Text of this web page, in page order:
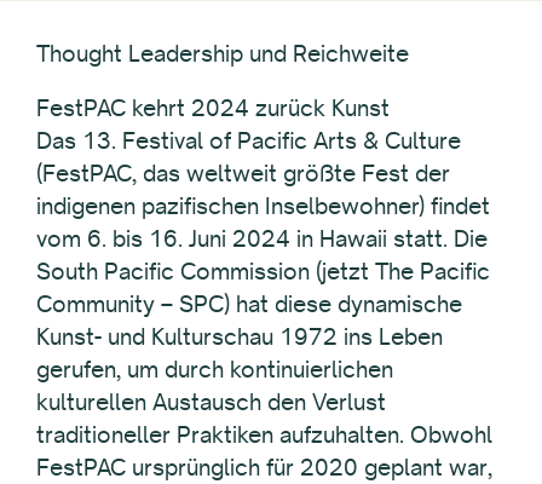
Thought Leadership und Reichweite
FestPAC kehrt 2024 zurück Kunst
Das 13. Festival of Pacific Arts & Culture
(FestPAC, das weltweit größte Fest der
indigenen pazifischen Inselbewohner) findet
vom 6. bis 16. Juni 2024 in Hawaii statt. Die
South Pacific Commission (jetzt The Pacific
Community – SPC) hat diese dynamische
Kunst- und Kulturschau 1972 ins Leben
gerufen, um durch kontinuierlichen
kulturellen Austausch den Verlust
traditioneller Praktiken aufzuhalten. Obwohl
FestPAC ursprünglich für 2020 geplant war,